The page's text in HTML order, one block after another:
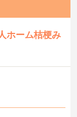
ホーム桔梗み